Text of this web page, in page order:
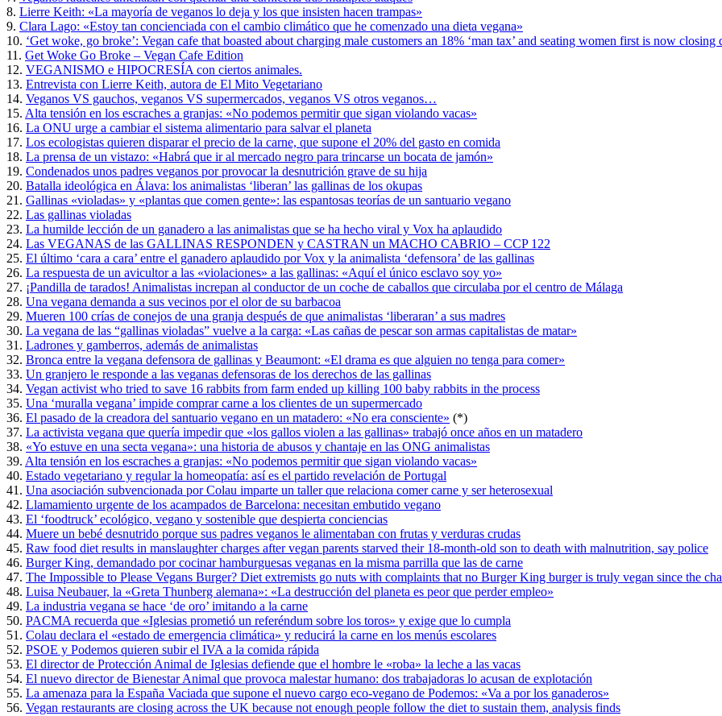
8. Lierre Keith: «La mayoría de veganos lo deja y los que insisten hacen trampas»
9. Clara Lago: «Estoy tan concienciada con el cambio climático que he comenzado una dieta vegana»
10. ‘Get woke, go broke’: Vegan cafe that boasted about charging male customers an 18% ‘man tax’ and seating women first is now closing
11. Get Woke Go Broke – Vegan Cafe Edition
12. VEGANISMO e HIPOCRESÍA con ciertos animales.
13. Entrevista con Lierre Keith, autora de El Mito Vegetariano
14. Veganos VS gauchos, veganos VS supermercados, veganos VS otros veganos…
15. Alta tensión en los escraches a granjas: «No podemos permitir que sigan violando vacas»
16. La ONU urge a cambiar el sistema alimentario para salvar el planeta
17. Los ecologistas quieren disparar el precio de la carne, que supone el 20% del gasto en comida
18. La prensa de un vistazo: «Habrá que ir al mercado negro para trincarse un bocata de jamón»
19. Condenados unos padres veganos por provocar la desnutrición grave de su hija
20. Batalla ideológica en Álava: los animalistas ‘liberan’ las gallinas de los okupas
21. Gallinas «violadas» y «plantas que comen gente»: las espantosas teorías de un santuario vegano
22. Las gallinas violadas
23. La humilde lección de un ganadero a las animalistas que se ha hecho viral y Vox ha aplaudido
24. Las VEGANAS de las GALLINAS RESPONDEN y CASTRAN un MACHO CABRIO – CCP 122
25. El último ‘cara a cara’ entre el ganadero aplaudido por Vox y la animalista ‘defensora’ de las gallinas
26. La respuesta de un avicultor a las «violaciones» a las gallinas: «Aquí el único esclavo soy yo»
27. ¡Pandilla de tarados! Animalistas increpan al conductor de un coche de caballos que circulaba por el centro de Málaga
28. Una vegana demanda a sus vecinos por el olor de su barbacoa
29. Mueren 100 crías de conejos de una granja después de que animalistas ‘liberaran’ a sus madres
30. La vegana de las “gallinas violadas” vuelve a la carga: «Las cañas de pescar son armas capitalistas de matar»
31. Ladrones y gamberros, además de animalistas
32. Bronca entre la vegana defensora de gallinas y Beaumont: «El drama es que alguien no tenga para comer»
33. Un granjero le responde a las veganas defensoras de los derechos de las gallinas
34. Vegan activist who tried to save 16 rabbits from farm ended up killing 100 baby rabbits in the process
35. Una ‘muralla vegana’ impide comprar carne a los clientes de un supermercado
36. El pasado de la creadora del santuario vegano en un matadero: «No era consciente» (*)
37. La activista vegana que quería impedir que «los gallos violen a las gallinas» trabajó once años en un matadero
38. «Yo estuve en una secta vegana»: una historia de abusos y chantaje en las ONG animalistas
39. Alta tensión en los escraches a granjas: «No podemos permitir que sigan violando vacas»
40. Estado vegetariano y regular la homeopatía: así es el partido revelación de Portugal
41. Una asociación subvencionada por Colau imparte un taller que relaciona comer carne y ser heterosexual
42. Llamamiento urgente de los acampados de Barcelona: necesitan embutido vegano
43. El ‘foodtruck’ ecológico, vegano y sostenible que despierta conciencias
44. Muere un bebé desnutrido porque sus padres veganos le alimentaban con frutas y verduras crudas
45. Raw food diet results in manslaughter charges after vegan parents starved their 18-month-old son to death with malnutrition, say police
46. Burger King, demandado por cocinar hamburguesas veganas en la misma parrilla que las de carne
47. The Impossible to Please Vegans Burger? Diet extremists go nuts with complaints that no Burger King burger is truly vegan since the
48. Luisa Neubauer, la «Greta Thunberg alemana»: «La destrucción del planeta es peor que perder empleo»
49. La industria vegana se hace ‘de oro’ imitando a la carne
50. PACMA recuerda que «Iglesias prometió un referéndum sobre los toros» y exige que lo cumpla
51. Colau declara el «estado de emergencia climática» y reducirá la carne en los menús escolares
52. PSOE y Podemos quieren subir el IVA a la comida rápida
53. El director de Protección Animal de Iglesias defiende que el hombre le «roba» la leche a las vacas
54. El nuevo director de Bienestar Animal que provoca malestar humano: dos trabajadoras lo acusan de explotación
55. La amenaza para la España Vaciada que supone el nuevo cargo eco-vegano de Podemos: «Va a por los ganaderos»
56. Vegan restaurants are closing across the UK because not enough people follow the diet to sustain them, analysis finds